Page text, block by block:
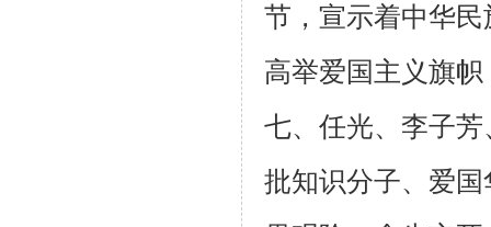
节，宣示着中华
高举爱国主义旗
七、任光、李子
批知识分子、爱